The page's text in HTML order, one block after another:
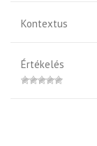
Kontextus
Értékelés